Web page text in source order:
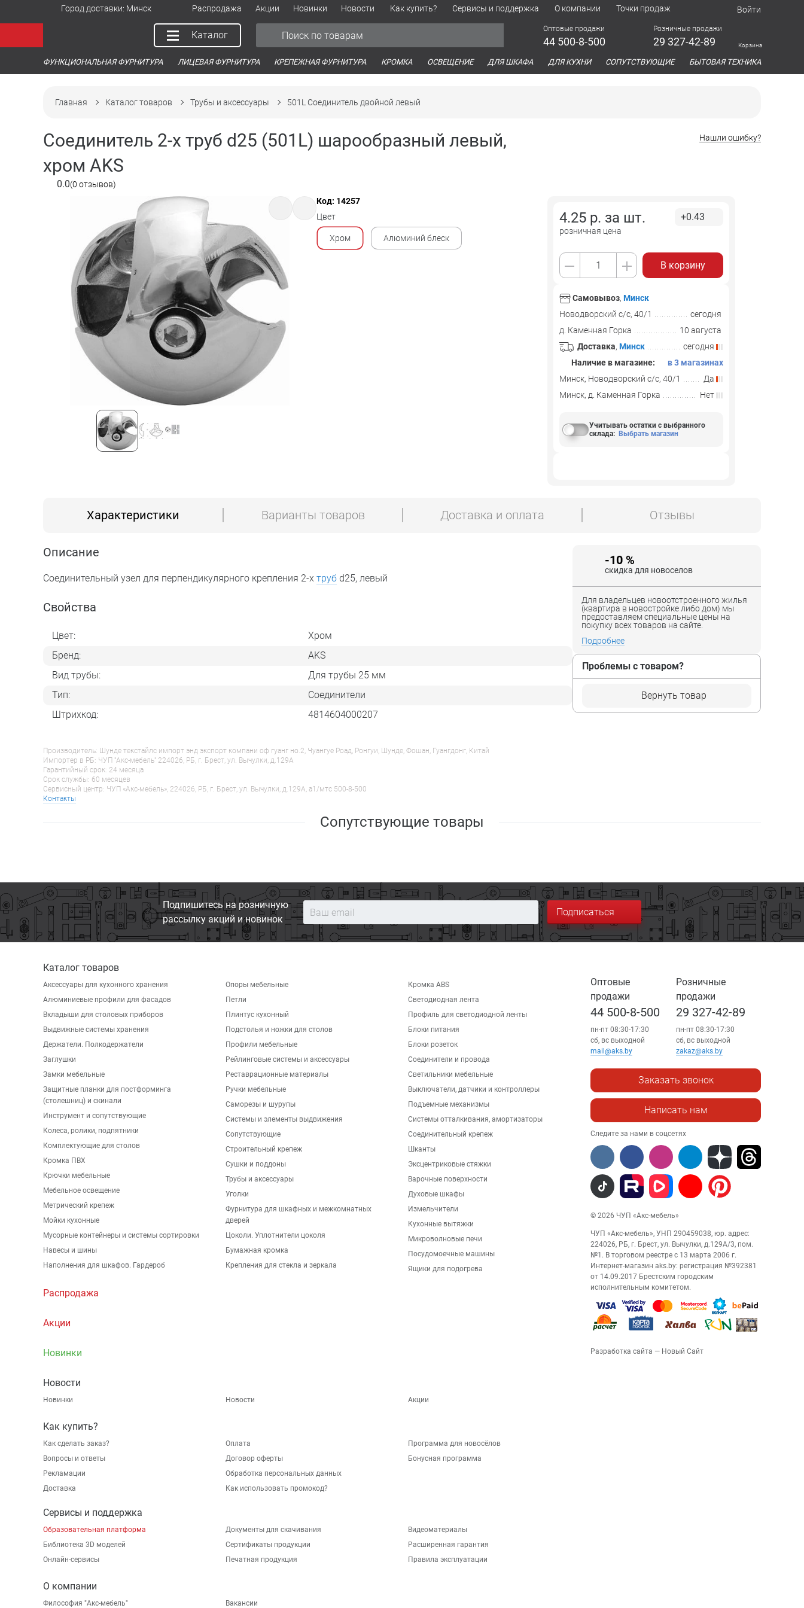
Город доставки: Минск Распродажа Акции Новинки Новости Как купить? Сервисы и поддержка О компании Точки продаж Войти
Каталог
Оптовые продажи
44 500-8-500
Розничные продажи
29 327-42-89 Корзина
ФУНКЦИОНАЛЬНАЯ ФУРНИТУРА ЛИЦЕВАЯ ФУРНИТУРА КРЕПЕЖНАЯ ФУРНИТУРА КРОМКА ОСВЕЩЕНИЕ ДЛЯ ШКАФА ДЛЯ КУХНИ СОПУТСТВУЮЩИЕ БЫТОВАЯ ТЕХНИКА
Главная Каталог товаров Трубы и аксессуары 501L Соединитель двойной левый
Соединитель 2-х труб d25 (501L) шарообразный левый,
хром AKS
0.0(0 отзывов)
Нашли ошибку?
Код: 14257
Цвет
Хром Алюминий блеск
4.25 р. за шт.
розничная цена
+0.43
В корзину
Самовывоз, Минск
Новодворский с/с, 40/1
сегодня
д. Каменная Горка
10 августа
Доставка, Минск
сегодня
Наличие в магазине:
в 3 магазинах
Минск, Новодворский с/с, 40/1
Да
Минск, д. Каменная Горка
Нет
Учитывать остатки с выбранного
склада: Выбрать магазин
Характеристики Варианты товаров Доставка и оплата Отзывы
Описание
Соединительный узел для перпендикулярного крепления 2-х труб d25, левый
Свойства
Цвет:
Хром
Бренд:
AKS
Вид трубы:
Для трубы 25 мм
Тип:
Соединители
Штрихкод:
4814604000207
Производитель: Шунде текстайлс импорт энд экспорт компани оф гуанг но.2, Чуангуе Роад, Ронгуи, Шунде, Фошан, Гуангдонг, Китай
Импортер в РБ: ЧУП "Акс-мебель" 224026, РБ, г. Брест, ул. Вычулки, д.129А
Гарантийный срок: 24 месяца
Срок службы: 60 месяцев
Сервисный центр: ЧУП «Акс-мебель», 224026, РБ, г. Брест, ул. Вычулки, д.129А, a1/мтс 500-8-500
Контакты
-10 %
скидка для новоселов
Для владельцев новоотстроенного жилья
(квартира в новостройке либо дом) мы
предоставляем специальные цены на
покупку всех товаров на сайте.
Подробнее
Проблемы с товаром?
Вернуть товар
Сопутствующие товары
Подпишитесь на розничную
рассылку акций и новинок
Подписаться
Каталог товаров
Аксессуары для кухонного хранения
Алюминиевые профили для фасадов
Вкладыши для столовых приборов
Выдвижные системы хранения
Держатели. Полкодержатели
Заглушки
Замки мебельные
Защитные планки для постформинга
(столешниц) и скинали
Инструмент и сопутствующие
Колеса, ролики, подпятники
Комплектующие для столов
Кромка ПВХ
Крючки мебельные
Мебельное освещение
Метрический крепеж
Мойки кухонные
Мусорные контейнеры и системы сортировки
Навесы и шины
Наполнения для шкафов. Гардероб
Опоры мебельные
Петли
Плинтус кухонный
Подстолья и ножки для столов
Профили мебельные
Рейлинговые системы и аксессуары
Реставрационные материалы
Ручки мебельные
Саморезы и шурупы
Системы и элементы выдвижения
Сопутствующие
Строительный крепеж
Сушки и поддоны
Трубы и аксессуары
Уголки
Фурнитура для шкафных и межкомнатных
дверей
Цоколи. Уплотнители цоколя
Бумажная кромка
Крепления для стекла и зеркала
Кромка ABS
Светодиодная лента
Профиль для светодиодной ленты
Блоки питания
Блоки розеток
Соединители и провода
Светильники мебельные
Выключатели, датчики и контроллеры
Подъемные механизмы
Системы отталкивания, амортизаторы
Соединительный крепеж
Шканты
Эксцентриковые стяжки
Варочные поверхности
Духовые шкафы
Измельчители
Кухонные вытяжки
Микроволновые печи
Посудомоечные машины
Ящики для подогрева
Распродажа
Акции
Новинки
Новости
Новинки Новости Акции
Как купить?
Как сделать заказ?
Вопросы и ответы
Рекламации
Доставка
Оплата
Договор оферты
Обработка персональных данных
Как использовать промокод?
Программа для новосёлов
Бонусная программа
Сервисы и поддержка
Образовательная платформа
Библиотека 3D моделей
Онлайн-сервисы
Документы для скачивания
Сертификаты продукции
Печатная продукция
Видеоматериалы
Расширенная гарантия
Правила эксплуатации
О компании
Философия "Акс-мебель" Вакансии
Оптовые
продажи
44 500-8-500
пн-пт 08:30-17:30
сб, вс выходной
mail@aks.by
Розничные
продажи
29 327-42-89
пн-пт 08:30-17:30
сб, вс выходной
zakaz@aks.by
Заказать звонок
Написать нам
Следите за нами в соцсетях
© 2026 ЧУП «Акс-мебель»
ЧУП «Акс-мебель», УНП 290459038, юр. адрес:
224026, РБ, г. Брест, ул. Вычулки, д.129А/3, пом.
№1. В торговом реестре с 13 марта 2006 г.
Интернет-магазин aks.by: регистрация №392381
от 14.09.2017 Брестским городским
исполнительным комитетом.
Разработка сайта — Новый Сайт